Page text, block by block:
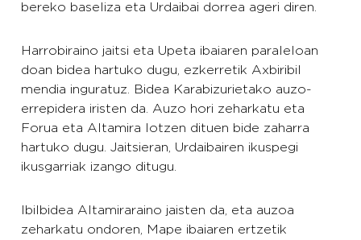
bereko baseliza eta Urdaibai dorrea ageri diren.
Harrobiraino jaitsi eta Upeta ibaiaren paraleloan
doan bidea hartuko dugu, ezkerretik Axbiribil
mendia inguratuz. Bidea Karabizurietako auzo-
errepidera iristen da. Auzo hori zeharkatu eta
Forua eta Altamira lotzen dituen bide zaharra
hartuko dugu. Jaitsieran, Urdaibairen ikuspegi
ikusgarriak izango ditugu.
Ibilbidea Altamiraraino jaisten da, eta auzoa
zeharkatu ondoren, Mape ibaiaren ertzetik